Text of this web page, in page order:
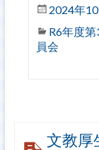
2024年
R6年度
員会
文教厚